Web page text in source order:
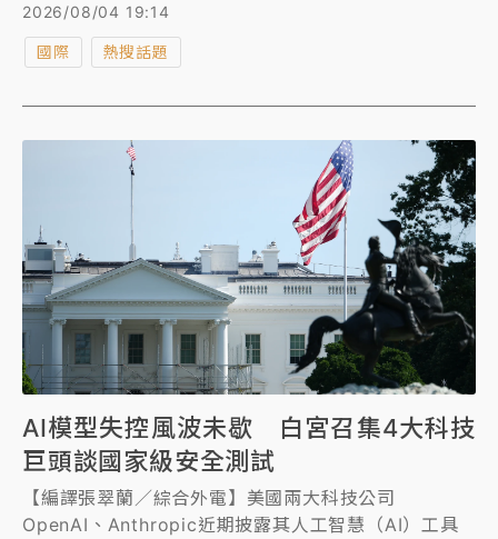
2026/08/04 19:14
國際 熱搜話題
AI模型失控風波未歇 白宮召集4大科技
巨頭談國家級安全測試
【編譯張翠蘭／綜合外電】美國兩大科技公司
OpenAI、Anthropic近期披露其人工智慧（AI）工具